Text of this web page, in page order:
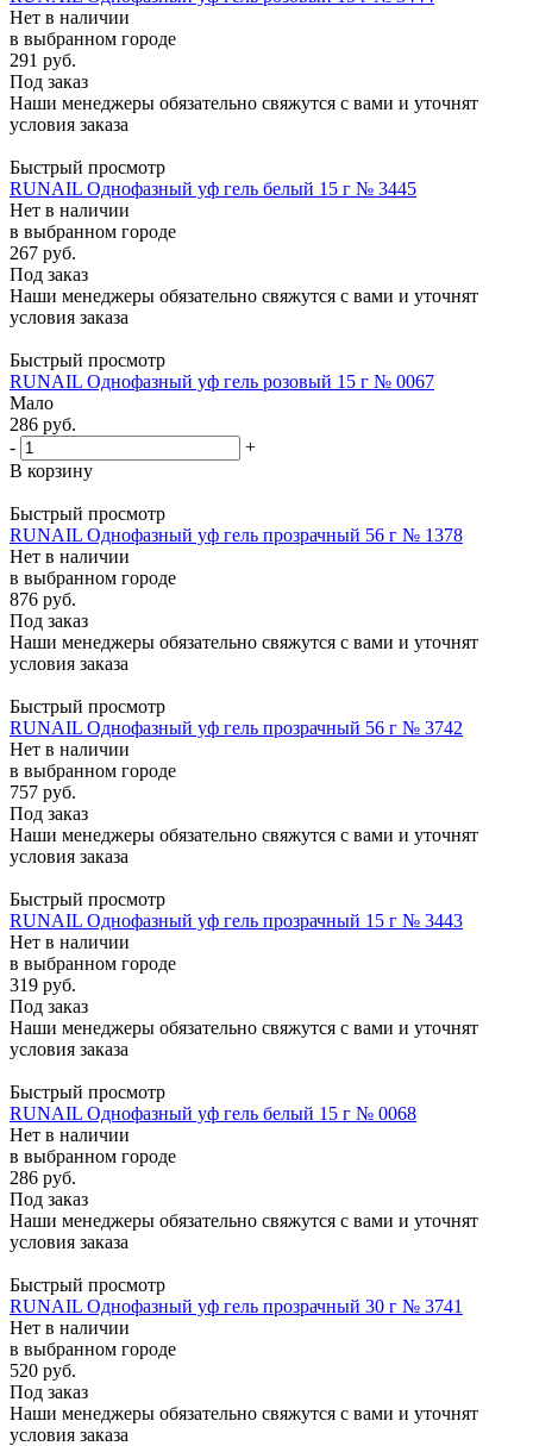
Нет в наличии
в выбранном городе
291 руб.
Под заказ
Наши менеджеры обязательно свяжутся с вами и уточнят
условия заказа
Быстрый просмотр
RUNAIL Однофазный уф гель белый 15 г № 3445
Нет в наличии
в выбранном городе
267 руб.
Под заказ
Наши менеджеры обязательно свяжутся с вами и уточнят
условия заказа
Быстрый просмотр
RUNAIL Однофазный уф гель розовый 15 г № 0067
Мало
286 руб.
-
+
В корзину
Быстрый просмотр
RUNAIL Однофазный уф гель прозрачный 56 г № 1378
Нет в наличии
в выбранном городе
876 руб.
Под заказ
Наши менеджеры обязательно свяжутся с вами и уточнят
условия заказа
Быстрый просмотр
RUNAIL Однофазный уф гель прозрачный 56 г № 3742
Нет в наличии
в выбранном городе
757 руб.
Под заказ
Наши менеджеры обязательно свяжутся с вами и уточнят
условия заказа
Быстрый просмотр
RUNAIL Однофазный уф гель прозрачный 15 г № 3443
Нет в наличии
в выбранном городе
319 руб.
Под заказ
Наши менеджеры обязательно свяжутся с вами и уточнят
условия заказа
Быстрый просмотр
RUNAIL Однофазный уф гель белый 15 г № 0068
Нет в наличии
в выбранном городе
286 руб.
Под заказ
Наши менеджеры обязательно свяжутся с вами и уточнят
условия заказа
Быстрый просмотр
RUNAIL Однофазный уф гель прозрачный 30 г № 3741
Нет в наличии
в выбранном городе
520 руб.
Под заказ
Наши менеджеры обязательно свяжутся с вами и уточнят
условия заказа